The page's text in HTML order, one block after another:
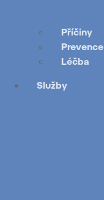
Příčiny
Prevence
Léčba
Služby